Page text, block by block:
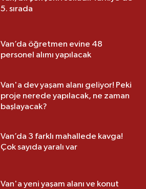
5. sırada
Van’da öğretmen evine 48
personel alımı yapılacak
Van'a dev yaşam alanı geliyor! Peki
proje nerede yapılacak, ne zaman
başlayacak?
Van’da 3 farklı mahallede kavga!
Çok sayıda yaralı var
Van'a yeni yaşam alanı ve konut